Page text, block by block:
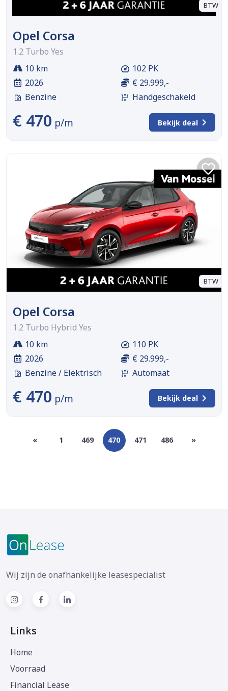
BTW
Opel Corsa
1.2 Turbo Yes
10 km
2026
Benzine
102 PK
€ 29.999,-
Handgeschakeld
€ 470 p/m Bekijk deal
BTW
Opel Corsa
1.2 Turbo Hybrid Yes
10 km
2026
Benzine / Elektrisch
110 PK
€ 29.999,-
Automaat
€ 470 p/m Bekijk deal
« 1 469 470 471 486 »
Wij zijn de onafhankelijke leasespecialist
Links
Home
Voorraad
Financial Lease